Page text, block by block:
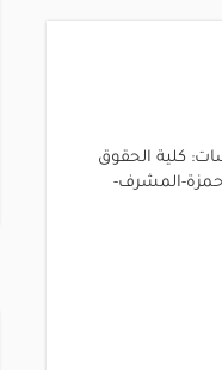
كلية الحقوق
حمزة-المشرف-